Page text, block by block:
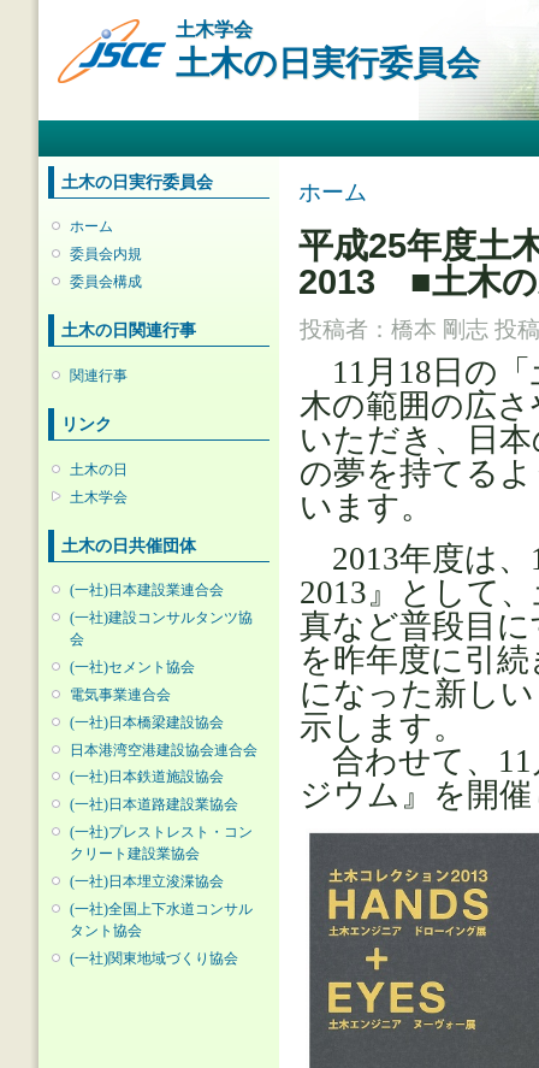
ン
コ
ン
動
土木学会
土木の日実行委員会
土木の日実行委員会
ホーム
委員会内規
委員会構成
土木の日関連行事
関連行事
リンク
土木の日
土木学会
土木の日共催団体
(一社)日本建設業連合会
(一社)建設コンサルタンツ協
会
(一社)セメント協会
電気事業連合会
(一社)日本橋梁建設協会
日本港湾空港建設協会連合会
(一社)日本鉄道施設協会
(一社)日本道路建設業協会
(一社)プレストレスト・コン
クリート建設業協会
(一社)日本埋立浚渫協会
(一社)全国上下水道コンサル
タント協会
(一社)関東地域づくり協会
現在地
ホーム
平成25年度土
2013 ■土木の
投稿者： 橋本 剛志 投
11月18日の「
木の範囲の広
いただき、日
の夢を持てる
います。
2013年度は、
2013』として
真など普段目
を昨年度に引
になった新し
示します。
合わせて、11
ジウム』を開